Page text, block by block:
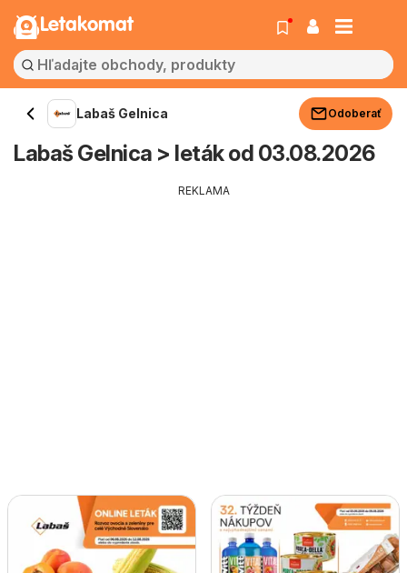
Letakomat
Labaš Gelnica Odoberať
Labaš Gelnica > leták od 03.08.2026
REKLAMA